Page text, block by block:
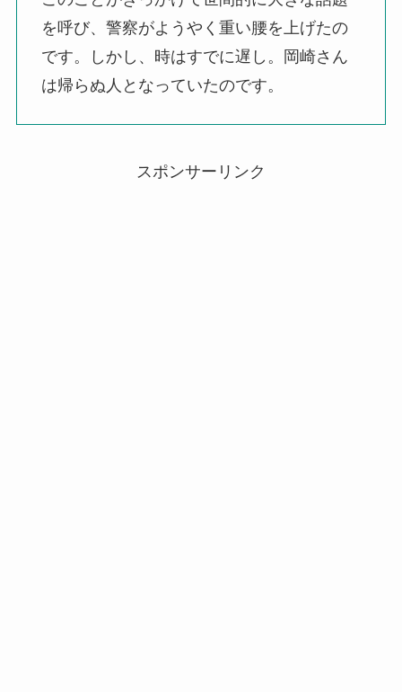
を呼び、警察がようやく重い腰を上げたの
です。しかし、時はすでに遅し。岡崎さん
は帰らぬ人となっていたのです。
スポンサーリンク